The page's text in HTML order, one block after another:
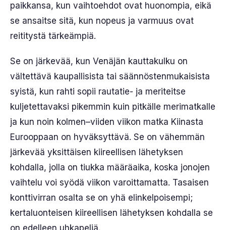
paikkansa, kun vaihtoehdot ovat huonompia, eikä
se ansaitse sitä, kun nopeus ja varmuus ovat
reititystä tärkeämpiä.
Se on järkevää, kun Venäjän kauttakulku on
vältettävä kaupallisista tai säännöstenmukaisista
syistä, kun rahti sopii rautatie- ja meriteitse
kuljetettavaksi pikemmin kuin pitkälle merimatkalle
ja kun noin kolmen–viiden viikon matka Kiinasta
Eurooppaan on hyväksyttävä. Se on vähemmän
järkevää yksittäisen kiireellisen lähetyksen
kohdalla, jolla on tiukka määräaika, koska jonojen
vaihtelu voi syödä viikon varoittamatta. Tasaisen
konttivirran osalta se on yhä elinkelpoisempi;
kertaluonteisen kiireellisen lähetyksen kohdalla se